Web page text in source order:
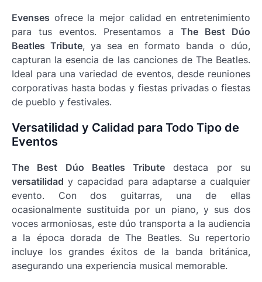
Evenses ofrece la mejor calidad en entretenimiento
para tus eventos. Presentamos a The Best Dúo
Beatles Tribute, ya sea en formato banda o dúo,
capturan la esencia de las canciones de The Beatles.
Ideal para una variedad de eventos, desde reuniones
corporativas hasta bodas y fiestas privadas o fiestas
de pueblo y festivales.
Versatilidad y Calidad para Todo Tipo de
Eventos
The Best Dúo Beatles Tribute destaca por su
versatilidad y capacidad para adaptarse a cualquier
evento. Con dos guitarras, una de ellas
ocasionalmente sustituida por un piano, y sus dos
voces armoniosas, este dúo transporta a la audiencia
a la época dorada de The Beatles. Su repertorio
incluye los grandes éxitos de la banda británica,
asegurando una experiencia musical memorable.